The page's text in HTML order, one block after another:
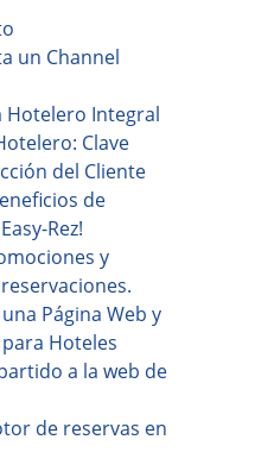
un Channel
Hotelero Integral
Clave
del Cliente
de
Rez!
y
Página Web y
Hoteles
a la web de
de reservas en